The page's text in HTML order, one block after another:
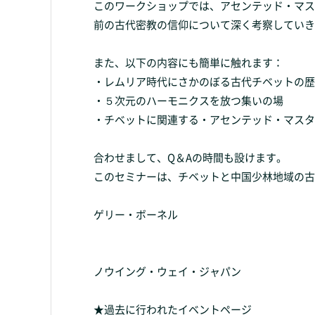
このワークショップでは、アセンテッド・マ
前の古代密教の信仰について深く考察してい
また、以下の内容にも簡単に触れます：
・レムリア時代にさかのぼる古代チベットの
・５次元のハーモニクスを放つ集いの場
・チベットに関連する・アセンテッド・マス
合わせまして、Q＆Aの時間も設けます。
このセミナーは、チベットと中国少林地域の
ゲリー・ボーネル
ノウイング・ウェイ・ジャパン
★過去に行われたイベントページ